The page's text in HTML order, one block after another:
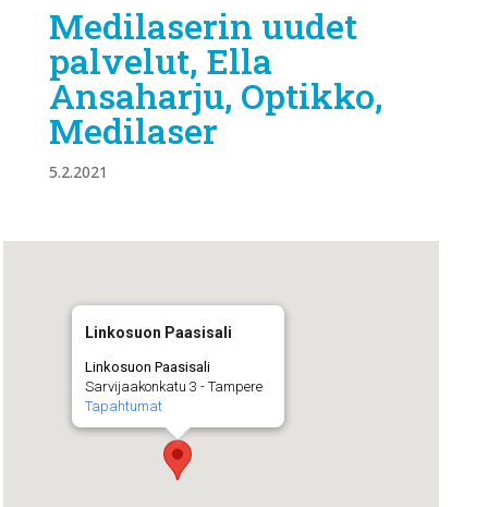
Medilaserin uudet
palvelut, Ella
Ansaharju, Optikko,
Medilaser
5.2.2021
Linkosuon Paasisali
Linkosuon Paasisali
Sarvijaakonkatu 3 - Tampere
Tapahtumat